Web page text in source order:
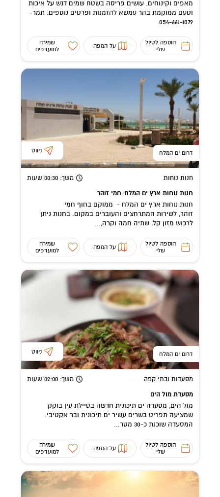
מאפים וקינוחים. עושים פריסה בשטח שמים דגש על איכות
וטעם ממוקמת בהר עמשא להזמנות ופרטים נוספים: תמר-
054-661-1079.
הוספה לטיול
שלי
על המפה
שמירה
למועדפים
דרום ים המלח ניווט
חנות נוחות משך: 00:30 שעות
חנות נוחות ארץ ים המלח-חמי זוהר
חנות נוחות ארץ ים המלח - ממוקם בחוף חמי
זוהר, לשירות המתרחצים והעוברים במקום. בחנות ניתן
לרכוש מזון קל, שתיה חמה וקרה,...
הוספה לטיול
שלי
על המפה
שמירה
למועדפים
דרום ים המלח ניווט
מסעדות ובתי קפה משך: 02:00 שעות
מסעדת מול הים
מול הים, מסעדה ים תיכונית חדשה בטיילת עין בוקק
שמציעה תפריט בשרים עשיר ים תיכונית ובר אקטיבי.
המסעדה שוכנת כ-30 מטר...
הוספה לטיול
שלי
על המפה
שמירה
למועדפים